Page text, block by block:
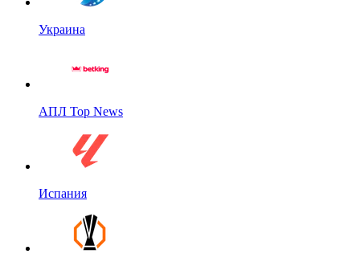
Украина
АПЛ Top News
Испания